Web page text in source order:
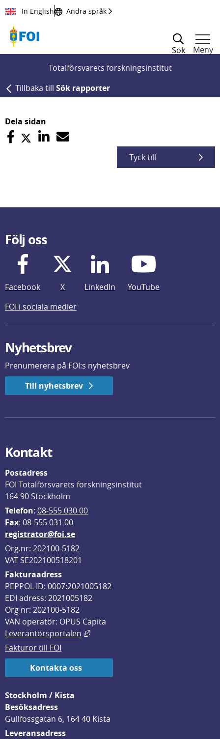
Till innehållet
In English Andra språk
Sök
Meny
Totalförsvarets forskningsinstitut
Tillbaka till Sök rapporter
Dela sidan
Tyck till
Följ oss
Facebook X LinkedIn
YouTube
FOI i sociala medier
Nyhetsbrev
Prenumerera på FOI:s nyhetsbrev
Till nyhetsbrev
Kontakt
Postadress
FOI Totalförsvarets forskningsinstitut
164 90 Stockholm
Telefon: 08-555 030 00
Fax: 08-555 031 00
registrator@foi.se
Org.nr: 202100-5182
VAT SE202100518201
Fakturaadress
PEPPOL ID: 0007:2021005182
EDI adress: 2021005182
Org nr: 202100-5182
VAN operatör: OPUS Capita
Leverantörsportalen
Länk till annan webbplats, öppnas
Fakturor till FOI
Kontakta oss
Stockholm / Kista
Besöksadress
Gullfossgatan 6, 164 40 Kista
Leveransadress